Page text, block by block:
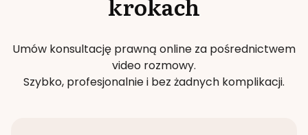
Umów konsultację prawną online za pośrednictwem
video rozmowy.
Szybko, profesjonalnie i bez żadnych komplikacji.